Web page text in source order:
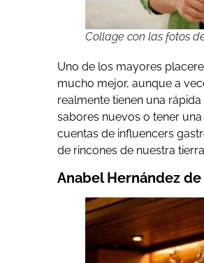
Collage con las fotos
Uno de los mayores
mucho mejor, aunque a
realmente tienen una
sabores nuevos o tener
cuentas de influencers
de rincones de nuestra
Anabel Hernández de